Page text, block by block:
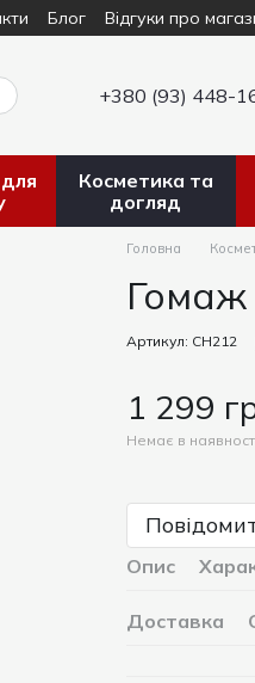
Блог Відгуки про
+380 (93) 448-
Косметика та
догляд
Головна
Гомаж
Артикул: СН212
1 299
Немає в
Опис
Доставка